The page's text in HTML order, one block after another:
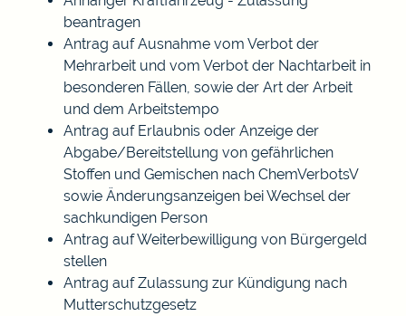
beantragen
Antrag auf Ausnahme vom Verbot der
Mehrarbeit und vom Verbot der Nachtarbeit in
besonderen Fällen, sowie der Art der Arbeit
und dem Arbeitstempo
Antrag auf Erlaubnis oder Anzeige der
Abgabe/Bereitstellung von gefährlichen
Stoffen und Gemischen nach ChemVerbotsV
sowie Änderungsanzeigen bei Wechsel der
sachkundigen Person
Antrag auf Weiterbewilligung von Bürgergeld
stellen
Antrag auf Zulassung zur Kündigung nach
Mutterschutzgesetz